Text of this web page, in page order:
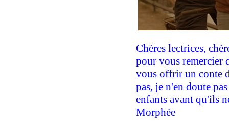
Chères lectrices,
pour vous remercier
vous offrir un conte
pas, je n'en doute
enfants avant qu'ils
Morphée